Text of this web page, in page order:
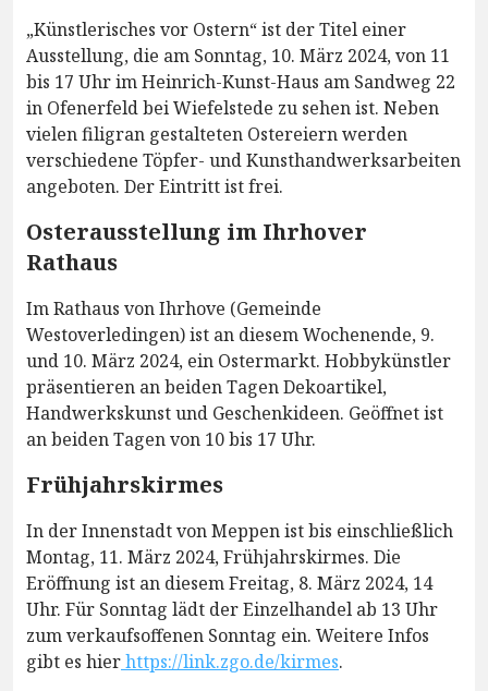
„Künstlerisches vor Ostern“ ist der Titel einer
Ausstellung, die am Sonntag, 10. März 2024, von 11
bis 17 Uhr im Heinrich-Kunst-Haus am Sandweg 22
in Ofenerfeld bei Wiefelstede zu sehen ist. Neben
vielen filigran gestalteten Ostereiern werden
verschiedene Töpfer- und Kunsthandwerksarbeiten
angeboten. Der Eintritt ist frei.
Osterausstellung im Ihrhover
Rathaus
Im Rathaus von Ihrhove (Gemeinde
Westoverledingen) ist an diesem Wochenende, 9.
und 10. März 2024, ein Ostermarkt. Hobbykünstler
präsentieren an beiden Tagen Dekoartikel,
Handwerkskunst und Geschenkideen. Geöffnet ist
an beiden Tagen von 10 bis 17 Uhr.
Frühjahrskirmes
In der Innenstadt von Meppen ist bis einschließlich
Montag, 11. März 2024, Frühjahrskirmes. Die
Eröffnung ist an diesem Freitag, 8. März 2024, 14
Uhr. Für Sonntag lädt der Einzelhandel ab 13 Uhr
zum verkaufsoffenen Sonntag ein. Weitere Infos
gibt es hierhttps://link.zgo.de/kirmes.